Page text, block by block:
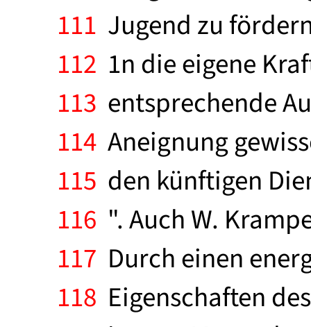
111 Jugend zu
112 1n die eigene
113 entsprechende
114 Aneignung
115 den künftigen
116 ". Auch W.
117 Durch einen
118 Eigenschaften